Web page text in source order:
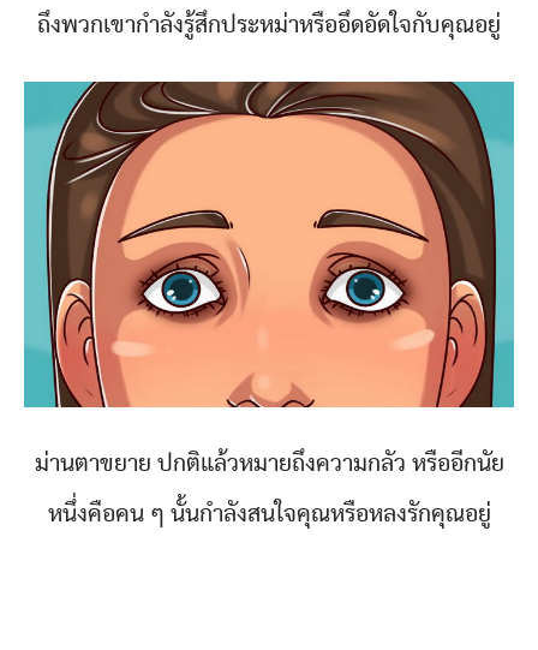
ถึงพวกเขากำลังรู้สึกประหม่าหรืออึดอัดใจกับคุณอยู่
ม่านตาขยาย ปกติแล้วหมายถึงความกลัว หรืออีกนัย
หนึ่งคือคน ๆ นั้นกำลังสนใจคุณหรือหลงรักคุณอยู่